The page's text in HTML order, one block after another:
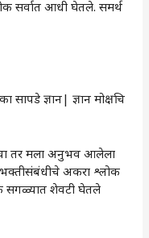
सर्वात आधी घेतले. समर्थ
मोक्षचि
तर मला अनुभव आलेला
अकरा श्लोक
सगळ्यात शेवटी घेतले